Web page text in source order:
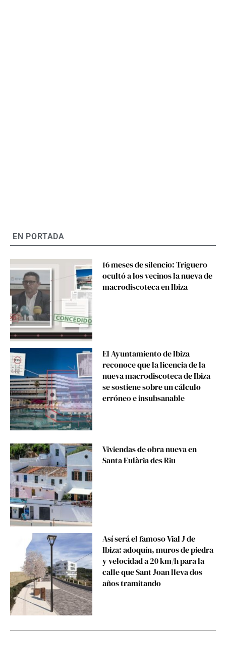
EN PORTADA
16 meses de silencio: Triguero
ocultó a los vecinos la nueva de
macrodiscoteca en Ibiza
El Ayuntamiento de Ibiza
reconoce que la licencia de la
nueva macrodiscoteca de Ibiza
se sostiene sobre un cálculo
erróneo e insubsanable
Viviendas de obra nueva en
Santa Eulària des Riu
Así será el famoso Vial J de
Ibiza: adoquín, muros de piedra
y velocidad a 20 km/h para la
calle que Sant Joan lleva dos
años tramitando